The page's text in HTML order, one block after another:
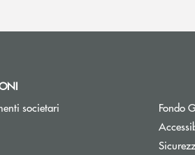
societari
Fondo